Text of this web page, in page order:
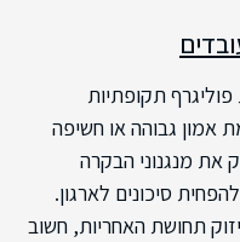
תקופתיות
אמון גבוהה או חשיפה
את מנגנוני הבקרה
סיכונים לארגון.
תחושת האחריות, חשוב